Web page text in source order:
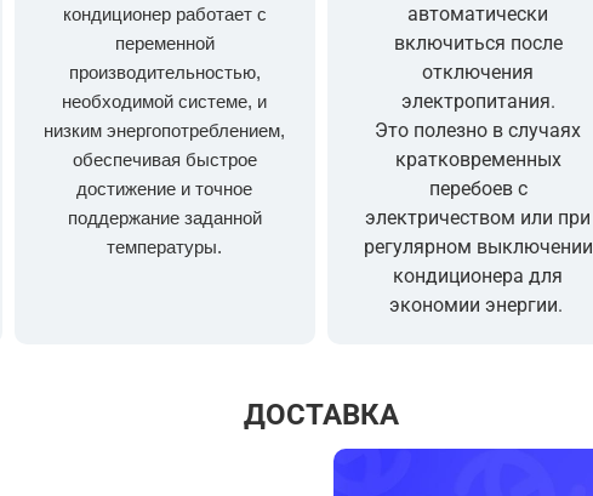
кондиционер работает с
переменной
производительностью,
необходимой системе, и
низким энергопотреблением,
обеспечивая быстрое
достижение и точное
поддержание заданной
температуры.
автоматически
включиться после
отключения
электропитания.
Это полезно в случаях
кратковременных
перебоев с
электричеством или при
регулярном выключении
кондиционера для
экономии энергии.
ДОСТАВКА